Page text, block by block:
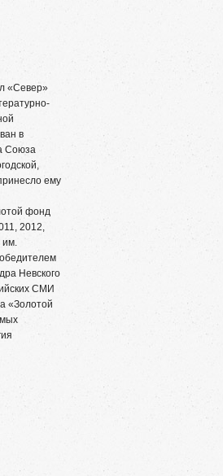
«Север»
в
Союза
ему
фонд
2012,
им.
Невского
СМИ
«Золотой